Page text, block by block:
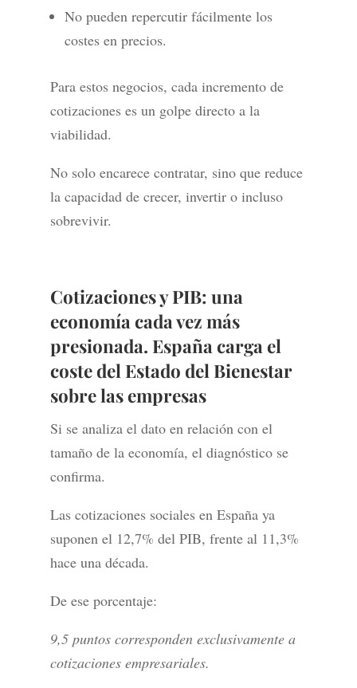
No pueden repercutir fácilmente los
costes en precios.
Para estos negocios, cada incremento de
cotizaciones es un golpe directo a la
viabilidad.
No solo encarece contratar, sino que reduce
la capacidad de crecer, invertir o incluso
sobrevivir.
Cotizaciones y PIB: una
economía cada vez más
presionada. España carga el
coste del Estado del Bienestar
sobre las empresas
Si se analiza el dato en relación con el
tamaño de la economía, el diagnóstico se
confirma.
Las cotizaciones sociales en España ya
suponen el 12,7% del PIB, frente al 11,3%
hace una década.
De ese porcentaje:
9,5 puntos corresponden exclusivamente a
cotizaciones empresariales.